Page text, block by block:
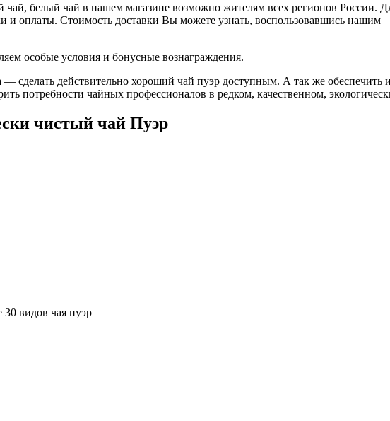
белый чай в нашем магазине возможно жителям всех регионов России.
и оплаты. Стоимость доставки Вы можете узнать, воспользовавшись нашим
особые условия и бонусные вознаграждения.
— сделать действительно хороший чай пуэр доступным. А так же
потребности чайных профессионалов в редком, качественном,
чистый чай Пуэр
30 видов чая пуэр